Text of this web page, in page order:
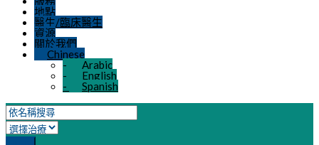
地點
醫生/臨床醫生
資源
關於我們
Chinese
-
Arabic
-
English
-
Spanish